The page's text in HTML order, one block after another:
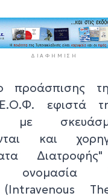
ΔΙΑΦΉΜΙΣΗ
προάσπισης
εφιστά
με
και
ονομασία
(Ιntravenous